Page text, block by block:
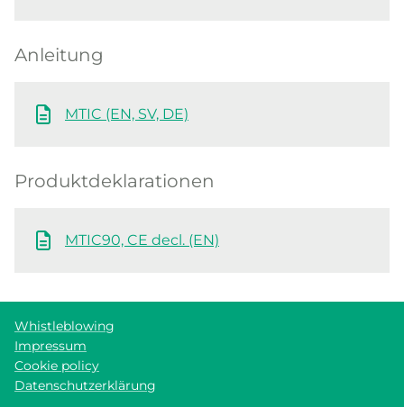
Anleitung
MTIC (EN, SV, DE)
Produktdeklarationen
MTIC90, CE decl. (EN)
Whistleblowing
Impressum
Cookie policy
Datenschutzerklärung